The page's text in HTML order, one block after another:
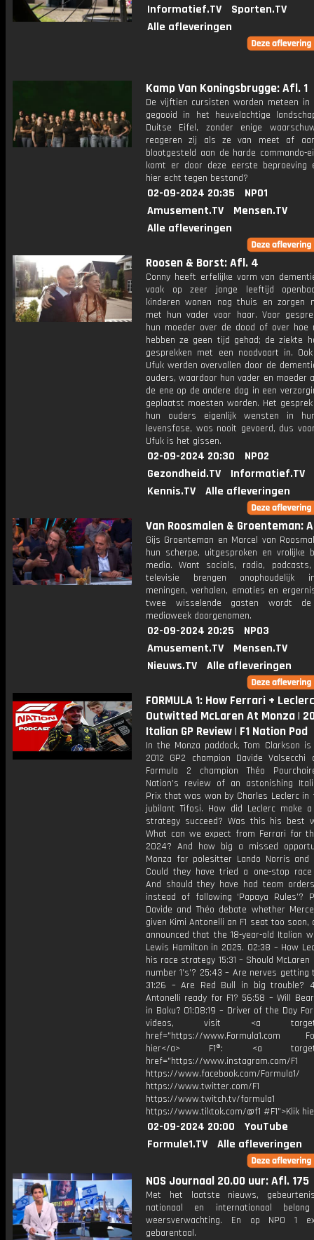
Informatief.TV
Sporten.TV
Alle afleveringen
Kamp Van Koningsbrugge: Afl. 1
De vijftien cursisten worden meteen in
gegooid in het heuvelachtige
Duitse Eifel, zonder enige
reageren zij als ze van meet af
blootgesteld aan de harde commando-
komt er door deze eerste beproeving
hier echt tegen bestand?
02-09-2024 20:35
NPO1
Amusement.TV
Mensen.TV
Alle afleveringen
Roosen & Borst: Afl. 4
Conny heeft erfelijke vorm van
vaak op zeer jonge leeftijd
kinderen wonen nog thuis en zorgen
met hun vader voor haar. Voor
hun moeder over de dood of over hoe
hebben ze geen tijd gehad; de ziekte
gesprekken met een noodvaart in.
Ufuk werden overvallen door de
ouders, waardoor hun vader en moeder
de ene op de andere dag in een
geplaatst moesten worden. Het
hun ouders eigenlijk wensten in
levensfase, was nooit gevoerd, dus
Ufuk is het gissen.
02-09-2024 20:30
NPO2
Gezondheid.TV
Informatief.TV
Kennis.TV
Alle afleveringen
Van Roosmalen & Groenteman:
Gijs Groenteman en Marcel van
hun scherpe, uitgesproken en vrolijke
media. Want socials, radio,
televisie brengen onophoudelijk
meningen, verhalen, emoties en
twee wisselende gasten wordt de
mediaweek doorgenomen.
02-09-2024 20:25
NPO3
Amusement.TV
Mensen.TV
Nieuws.TV
Alle afleveringen
FORMULA 1: How Ferrari + Leclerc
Outwitted McLaren At Monza |
Italian GP Review | F1 Nation Pod
In the Monza paddock, Tom Clarkson
2012 GP2 champion Davide Valsecchi
Formula 2 champion Théo
Nation’s review of an astonishing
Prix that was won by Charles Leclerc
jubilant Tifosi. How did Leclerc make
strategy succeed? Was this his best
What can we expect from Ferrari for
2024? And how big a missed
Monza for polesitter Lando Norris and
Could they have tried a one-stop
And should they have had team
instead of following ‘Papaya Rules’?
Davide and Théo debate whether
given Kimi Antonelli an F1 seat too
announced that the 18-year-old Italian
Lewis Hamilton in 2025. 02:38 – How
his race strategy 15:31 – Should McLaren
number 1’s’? 25:43 – Are nerves getting
31:26 – Are Red Bull in big trouble?
Antonelli ready for F1? 56:58 – Will
in Baku? 01:08:19 – Driver of the Day
videos, visit <a
href="https://www.Formula1.com
hier</a> F1®: <a
href="https://www.instagram.com/F1
https://www.facebook.com/Formula1/
https://www.twitter.com/F1
https://www.twitch.tv/formula1
https://www.tiktok.com/@f1 #F1">Klik
02-09-2024 20:00
YouTube
Formule1.TV
Alle afleveringen
NOS Journaal 20.00 uur: Afl. 175
Met het laatste nieuws,
nationaal en internationaal
weersverwachting. En op NPO 1
gebarentaal.